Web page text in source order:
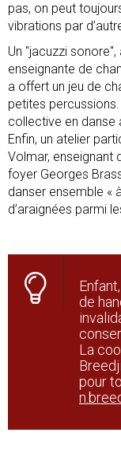
pas, on peut
vibrations par
Un "jacuzzi
enseignante de
a offert un jeu de
petites
collective en danse
Enfin, un atelier
Volmar, enseignant
foyer Georges
danser ensemble «
d’araignées parmi
de
La
pour